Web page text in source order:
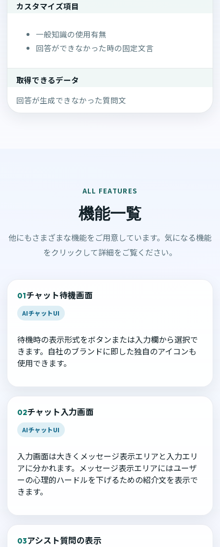
カスタマイズ項目
一般知識の使用有無
回答ができなかった時の固定文言
取得できるデータ
回答が生成できなかった質問文
ALL FEATURES
機能一覧
他にもさまざまな機能をご用意しています。気になる機能
をクリックして詳細をご覧ください。
01チャット待機画面
AIチャットUI
待機時の表示形式をボタンまたは入力欄から選択で
きます。自社のブランドに即した独自のアイコンも
使用できます。
02チャット入力画面
AIチャットUI
入力画面は大きくメッセージ表示エリアと入力エリ
アに分かれます。メッセージ表示エリアにはユーザ
ーの心理的ハードルを下げるための紹介文を表示で
きます。
03アシスト質問の表示